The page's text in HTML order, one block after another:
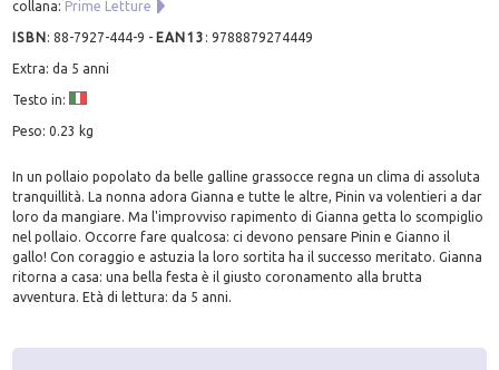
collana: Prime Letture
ISBN:88-7927-444-9 - EAN13 :9788879274449
Extra: da 5 anni
Testo in:
Peso: 0.23 kg
In un pollaio popolato da belle galline grassocce regna un clima di assoluta
tranquillità. La nonna adora Gianna e tutte le altre, Pinin va volentieri a dar
loro da mangiare. Ma l'improvviso rapimento di Gianna getta lo scompiglio
nel pollaio. Occorre fare qualcosa: ci devono pensare Pinin e Gianno il
gallo! Con coraggio e astuzia la loro sortita ha il successo meritato. Gianna
ritorna a casa: una bella festa è il giusto coronamento alla brutta
avventura. Età di lettura: da 5 anni.